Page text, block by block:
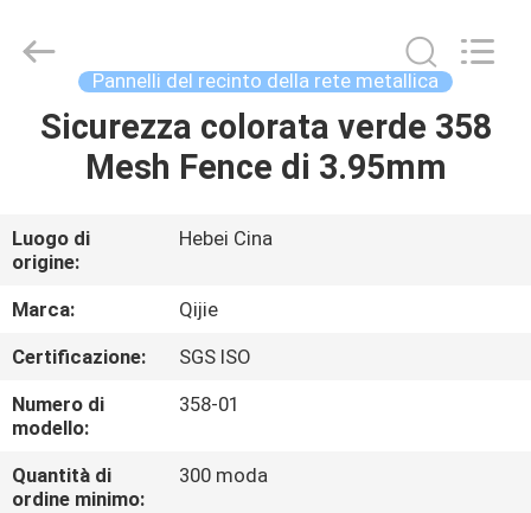
CASA
CIRCA
NOI
GIRO
DELLA
FABBRICA
Mesh
Reserved.
Pannelli del recinto della rete metallica
Sicurezza colorata verde 358
Mesh Fence di 3.95mm
Luogo di
origine:
Hebei Cina
Marca:
Qijie
Certificazione:
SGS ISO
Numero di
modello:
358-01
Quantità di
ordine minimo:
300 moda